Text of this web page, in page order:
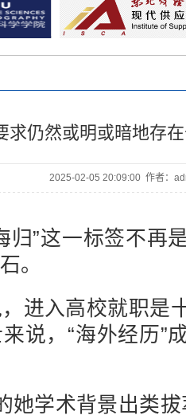
求仍然或明或暗地存
2025-02-05 20:09:00 作者：
归”这一标签不再
。
进入高校就职是
说，“海外经历”
她学术背景出类